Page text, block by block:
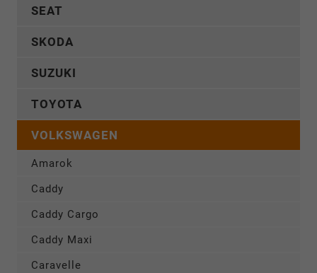
SEAT
SKODA
SUZUKI
TOYOTA
VOLKSWAGEN
Amarok
Caddy
Caddy Cargo
Caddy Maxi
Caravelle